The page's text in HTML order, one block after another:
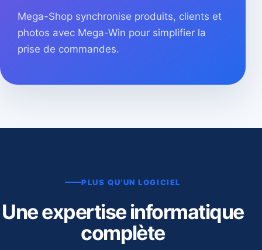
Mega-Shop synchronise produits, clients et
photos avec Mega-Win pour simplifier la
prise de commandes.
PLUS QU’UN LOGICIEL
Une expertise informatique
complète